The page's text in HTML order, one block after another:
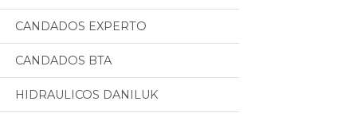
CANDADOS EXPERTO
CANDADOS BTA
HIDRAULICOS DANILUK